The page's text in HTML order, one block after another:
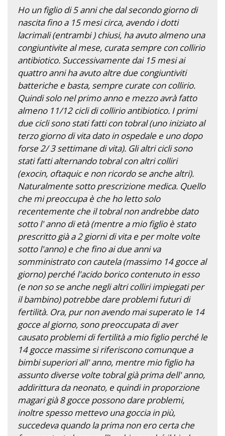
Ho un figlio di 5 anni che dal secondo giorno di
nascita fino a 15 mesi circa, avendo i dotti
lacrimali (entrambi ) chiusi, ha avuto almeno una
congiuntivite al mese, curata sempre con collirio
antibiotico. Successivamente dai 15 mesi ai
quattro anni ha avuto altre due congiuntiviti
batteriche e basta, sempre curate con collirio.
Quindi solo nel primo anno e mezzo avrà fatto
almeno 11/12 cicli di collirio antibiotico. I primi
due cicli sono stati fatti con tobral (uno iniziato al
terzo giorno di vita dato in ospedale e uno dopo
forse 2/ 3 settimane di vita). Gli altri cicli sono
stati fatti alternando tobral con altri colliri
(exocin, oftaquic e non ricordo se anche altri).
Naturalmente sotto prescrizione medica. Quello
che mi preoccupa è che ho letto solo
recentemente che il tobral non andrebbe dato
sotto l' anno di età (mentre a mio figlio è stato
prescritto già a 2 giorni di vita e per molte volte
sotto l'anno) e che fino ai due anni va
somministrato con cautela (massimo 14 gocce al
giorno) perché l'acido borico contenuto in esso
(e non so se anche negli altri colliri impiegati per
il bambino) potrebbe dare problemi futuri di
fertilità. Ora, pur non avendo mai superato le 14
gocce al giorno, sono preoccupata di aver
causato problemi di fertilità a mio figlio perché le
14 gocce massime si riferiscono comunque a
bimbi superiori all' anno, mentre mio figlio ha
assunto diverse volte tobral già prima dell' anno,
addirittura da neonato, e quindi in proporzione
magari già 8 gocce possono dare problemi,
inoltre spesso mettevo una goccia in più,
succedeva quando la prima non ero certa che